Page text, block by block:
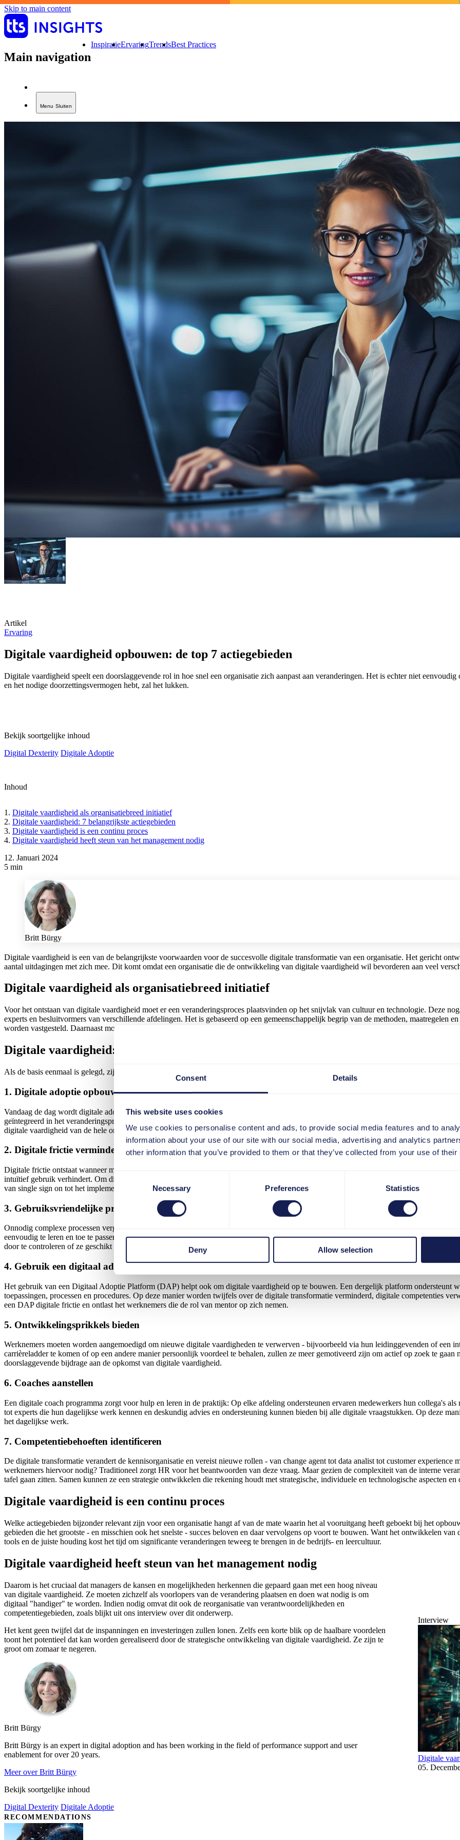
Consent Details
This website uses cookies
We use cookies to personalise content and ads, to provide social media features and to
information about your use of our site with our social media, advertising and analytics
other information that you’ve provided to them or that they’ve collected from your use of
Consent
Selection
Necessary Preferences Statistics
Deny Allow selection
Skip to main content
Main navigation
InspiratieErvaringTrendsBest Practices
Menu Sluiten
Artikel
Ervaring
Digitale vaardigheid opbouwen: de top 7 actiegebieden
Digitale vaardigheid speelt een doorslaggevende rol in hoe snel een organisatie zich aanpast aan veranderingen. Het is echter niet
en het nodige doorzettingsvermogen hebt, zal het lukken.
Bekijk soortgelijke inhoud
Digital Dexterity Digitale Adoptie
Inhoud
Digitale vaardigheid als organisatiebreed initiatief
Digitale vaardigheid: 7 belangrijkste actiegebieden
Digitale vaardigheid is een continu proces
Digitale vaardigheid heeft steun van het management nodig
12. Januari 2024
5 min
Britt Bürgy
Digitale vaardigheid is een van de belangrijkste voorwaarden voor de succesvolle digitale transformatie van een organisatie. Het gericht
aantal uitdagingen met zich mee. Dit komt omdat een organisatie die de ontwikkeling van digitale vaardigheid wil bevorderen aan veel
Digitale vaardigheid als organisatiebreed initiatief
Voor het ontstaan van digitale vaardigheid moet er een veranderingsproces plaatsvinden op het snijvlak van cultuur en technologie. Deze
experts en besluitvormers van verschillende afdelingen. Het is gebaseerd op een gemeenschappelijk begrip van de methoden, maatregelen
worden vastgesteld. Daarnaast moeten er voldoende middelen beschikbaar worden gesteld zodat werknemers hun digitale vaardigheden
Digitale vaardigheid: de zeven belangrijkste actiegebieden
Als de basis eenmaal is gelegd, zijn er talloze manieren om de ontwikkeling van digitale vaardigheid te stimuleren. In principe dient men
1. Digitale adoptie opbouwen
Vandaag de dag wordt digitale adoptie beschouwd als de beste manier voor een organisatie om de acceptatie en actieve steun van
geïntegreerd in het veranderingsproces helpt digitale adoptie werknemers te herkennen waarom veranderingen nodig zijn en welk
digitale vaardigheid van de hele organisatie.
2. Digitale frictie verminderen
Digitale frictie ontstaat wanneer medewerkers hun productieve werk moeten onderbreken omdat de applicatie waarmee ze werken niet
intuïtief gebruik verhindert. Om digitale vaardigheid op te bouwen is het daarom essentieel om dergelijke punten te identificeren en weg te
van single sign on tot het implementeren van cloudgebaseerde samenwerkingstools tot een AI-gestuurde vergadertool.
3. Gebruiksvriendelijke processen definiëren
Onnodig complexe processen vergen veel training en hebben een negatieve invloed op de digitale vaardigheid. Het is daarom essentieel dat
eenvoudig te leren en toe te passen zijn. Bovendien kan de gebruiksvriendelijkheid gericht worden verbeterd, bijvoorbeeld door processen
door te controleren of ze geschikt zijn voor gebruik in de praktijk.
4. Gebruik een digitaal adoptie platform
Het gebruik van een Digitaal Adoptie Platform (DAP) helpt ook om digitale vaardigheid op te bouwen. Een dergelijk platform ondersteunt
toepassingen, processen en procedures. Op deze manier worden twijfels over de digitale transformatie verminderd, digitale competenties
een DAP digitale frictie en ontlast het werknemers die de rol van mentor op zich nemen.
5. Ontwikkelingsprikkels bieden
Werknemers moeten worden aangemoedigd om nieuwe digitale vaardigheden te verwerven - bijvoorbeeld via hun leidinggevenden of een
carrièreladder te komen of op een andere manier persoonlijk voordeel te behalen, zullen ze meer gemotiveerd zijn om actief op zoek te
doorslaggevende bijdrage aan de opkomst van digitale vaardigheid.
6. Coaches aanstellen
Een digitale coach programma zorgt voor hulp en leren in de praktijk: Op elke afdeling ondersteunen ervaren medewerkers hun collega's
tot experts die hun dagelijkse werk kennen en deskundig advies en ondersteuning kunnen bieden bij alle digitale vraagstukken. Op deze
het dagelijkse werk.
7. Competentiebehoeften identificeren
De digitale transformatie verandert de kennisorganisatie en vereist nieuwe rollen - van change agent tot data analist tot customer
werknemers hiervoor nodig? Traditioneel zorgt HR voor het beantwoorden van deze vraag. Maar gezien de complexiteit van de interne
tafel gaan zitten. Samen kunnen ze een strategie ontwikkelen die rekening houdt met strategische, individuele en technologische aspecten
Digitale vaardigheid is een continu proces
Welke actiegebieden bijzonder relevant zijn voor een organisatie hangt af van de mate waarin het al vooruitgang heeft geboekt bij het
gebieden die het grootste - en misschien ook het snelste - succes beloven en daar vervolgens op voort te bouwen. Want het ontwikkelen
tools en de juiste houding kost het tijd om significante veranderingen teweeg te brengen in de bedrijfs- en leercultuur.
Digitale vaardigheid heeft steun van het management nodig
Interview
Digitale
05.
Daarom is het cruciaal dat managers de kansen en mogelijkheden herkennen die gepaard gaan met een hoog niveau
van digitale vaardigheid. Ze moeten zichzelf als voorlopers van de verandering plaatsen en doen wat nodig is om
digitaal "handiger" te worden. Indien nodig omvat dit ook de reorganisatie van verantwoordelijkheden en
competentiegebieden, zoals blijkt uit ons interview over dit onderwerp.
Het kent geen twijfel dat de inspanningen en investeringen zullen lonen. Zelfs een korte blik op de haalbare voordelen
toont het potentieel dat kan worden gerealiseerd door de strategische ontwikkeling van digitale vaardigheid. Ze zijn te
groot om zomaar te negeren.
Britt Bürgy
Britt Bürgy is an expert in digital adoption and has been working in the field of performance support and user
enablement for over 20 years.
Meer over Britt Bürgy
Bekijk soortgelijke inhoud
Digital Dexterity Digitale Adoptie
RECOMMENDATIONS